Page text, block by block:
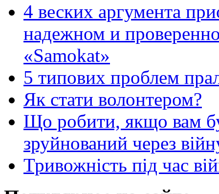
4 веских аргумента
надежном и
«Samokat»
5 типових проблем
Як стати волонтером?
Що робити, якщо вам
зруйнований через
Тривожність під час